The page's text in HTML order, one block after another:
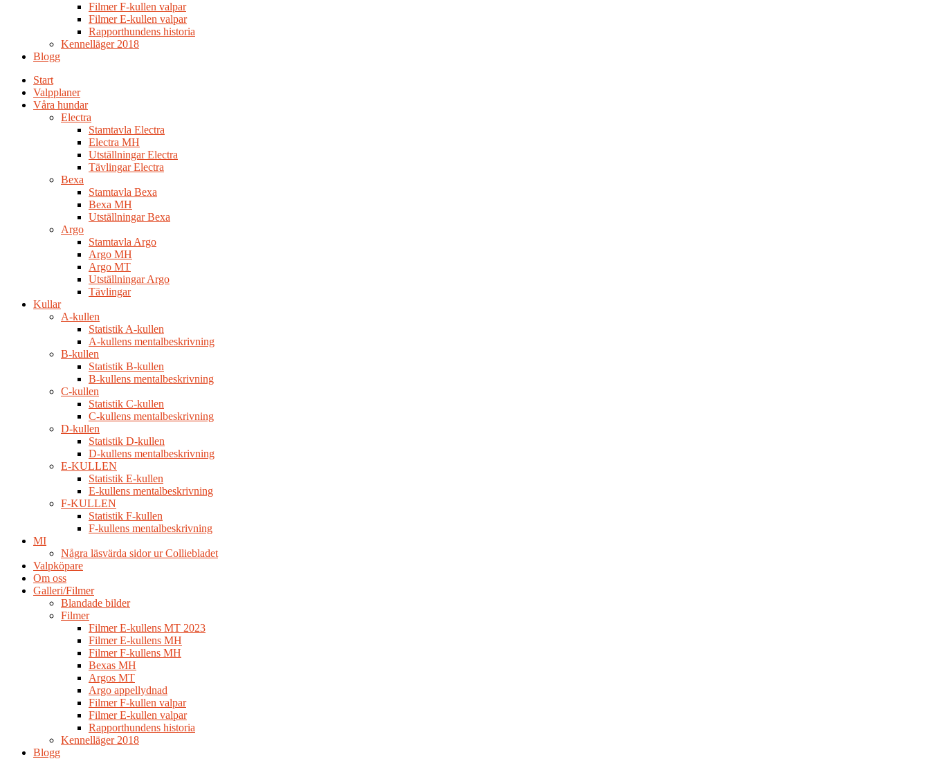
Filmer F-kullen valpar
Filmer E-kullen valpar
Rapporthundens historia
Kennelläger 2018
Blogg
Start
Valpplaner
Våra hundar
Electra
Stamtavla Electra
Electra MH
Utställningar Electra
Tävlingar Electra
Bexa
Stamtavla Bexa
Bexa MH
Utställningar Bexa
Argo
Stamtavla Argo
Argo MH
Argo MT
Utställningar Argo
Tävlingar
Kullar
A-kullen
Statistik A-kullen
A-kullens mentalbeskrivning
B-kullen
Statistik B-kullen
B-kullens mentalbeskrivning
C-kullen
Statistik C-kullen
C-kullens mentalbeskrivning
D-kullen
Statistik D-kullen
D-kullens mentalbeskrivning
E-KULLEN
Statistik E-kullen
E-kullens mentalbeskrivning
F-KULLEN
Statistik F-kullen
F-kullens mentalbeskrivning
MI
Några läsvärda sidor ur Colliebladet
Valpköpare
Om oss
Galleri/Filmer
Blandade bilder
Filmer
Filmer E-kullens MT 2023
Filmer E-kullens MH
Filmer F-kullens MH
Bexas MH
Argos MT
Argo appellydnad
Filmer F-kullen valpar
Filmer E-kullen valpar
Rapporthundens historia
Kennelläger 2018
Blogg